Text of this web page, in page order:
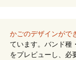
かごのデザインがで
ています。バンド種
をプレビューし、必